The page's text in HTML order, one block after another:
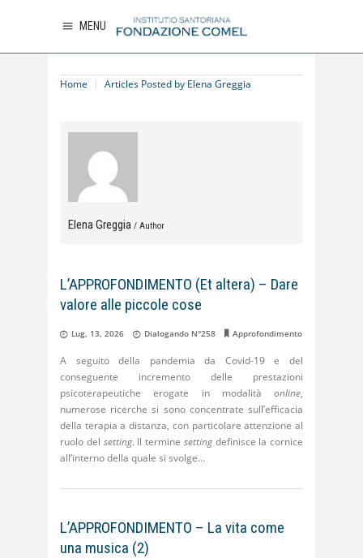
MENU
Home Articles Posted by Elena Greggia
Elena Greggia / Author
L’APPROFONDIMENTO (Et altera) – Dare
valore alle piccole cose
Lug, 13, 2026 Dialogando N°258 Approfondimento
A seguito della pandemia da Covid-19 e del
conseguente incremento delle prestazioni
psicoterapeutiche erogate in modalità online,
numerose ricerche si sono concentrate sull’efficacia
della terapia a distanza, con particolare attenzione al
ruolo del setting. Il termine settingdefinisce la cornice
all’interno della quale si svolge
L’APPROFONDIMENTO – La vita come
una musica (2)